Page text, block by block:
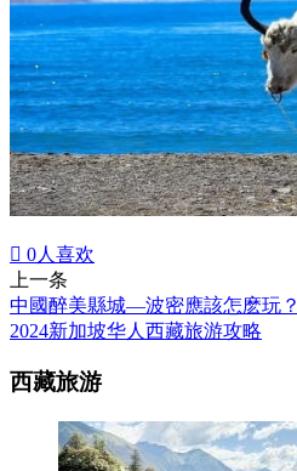
 0人喜欢
上一条
中國醉美縣城—波密應該怎麽玩？
2024新加坡华人西藏旅游攻略
西藏旅游